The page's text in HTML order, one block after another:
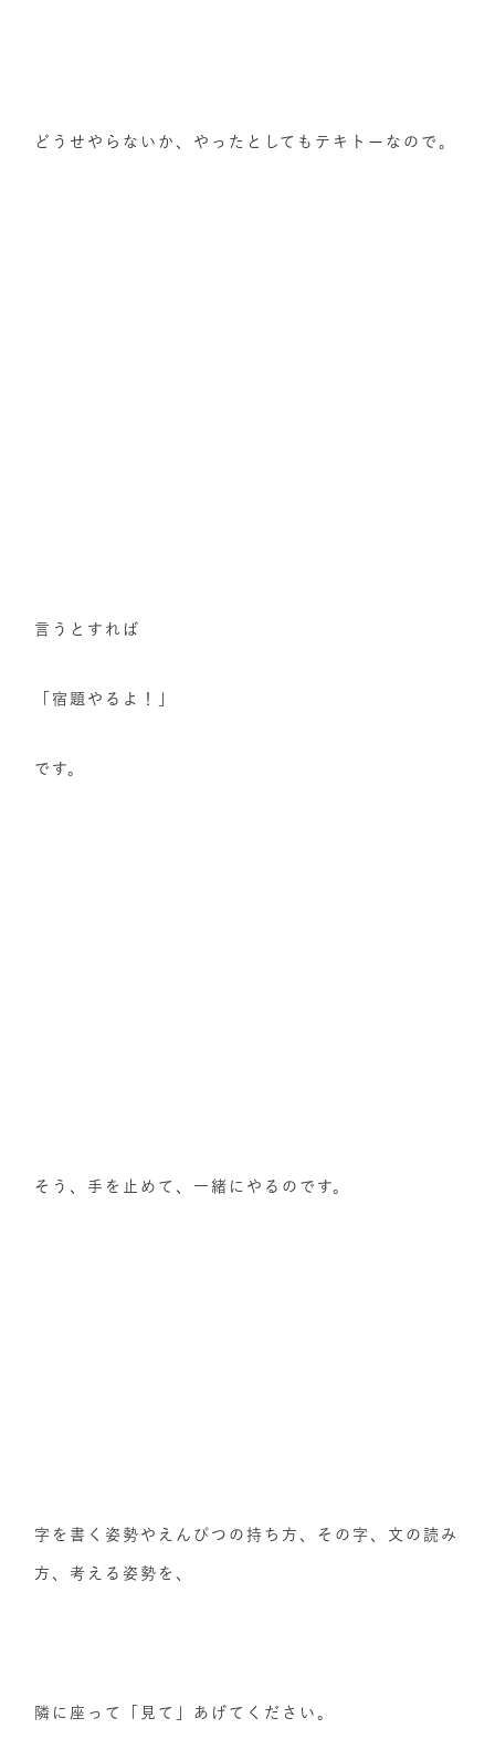
どうせやらないか、やったとしてもテキトーなので。
言うとすれば
「宿題やるよ！」
です。
そう、手を止めて、一緒にやるのです。
字を書く姿勢やえんぴつの持ち方、その字、文の読み
方、考える姿勢を、
隣に座って「見て」あげてください。